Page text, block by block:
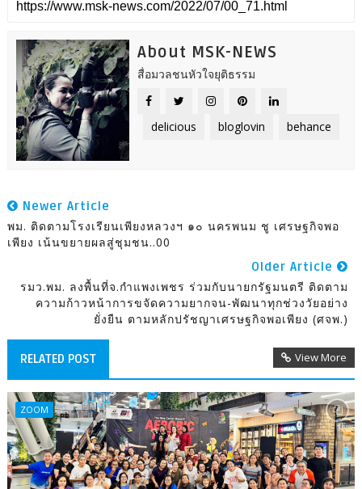
About MSK-NEWS
สื่อมวลชนหัวใจยุติธรรม
delicious bloglovin behance
Newer Article
พม. ติดตามโรงเรียนเพียงหลวงฯ ๑๐ นครพนม ชู เศรษฐกิจพอ
เพียง เน้นขยายผลสู่ชุมชน..00
Older Article
รมว.พม. ลงพื้นที่จ.กำแพงเพชร ร่วมกับนายกรัฐมนตรี ติดตาม
ความก้าวหน้าการขจัดความยากจน-พัฒนาทุกช่วงวัยอย่าง
ยั่งยืน ตามหลักปรัชญาเศรษฐกิจพอเพียง (ศจพ.)
RELATED POST View More
ZOOM